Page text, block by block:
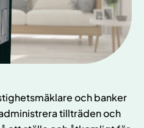
och banker
tillträden och